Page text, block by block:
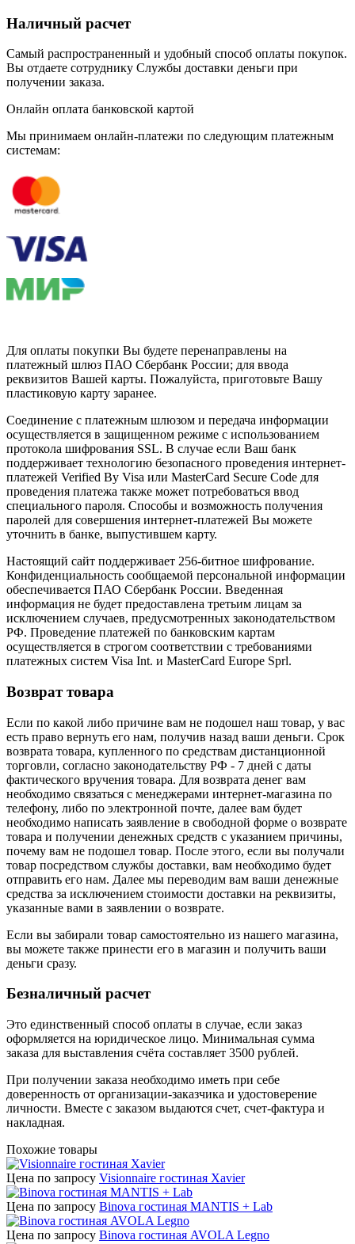
Наличный расчет
Самый распространенный и удобный способ оплаты покупок.
Вы отдаете сотруднику Службы доставки деньги при
получении заказа.
Онлайн оплата банковской картой
Мы принимаем онлайн-платежи по cледующим платежным
системам:
Для оплаты покупки Вы будете перенаправлены на
платежный шлюз ПАО Сбербанк России; для ввода
реквизитов Вашей карты. Пожалуйста, приготовьте Вашу
пластиковую карту заранее.
Соединение с платежным шлюзом и передача информации
осуществляется в защищенном режиме с использованием
протокола шифрования SSL. В случае если Ваш банк
поддерживает технологию безопасного проведения интернет-
платежей Verified By Visa или MasterCard Secure Code для
проведения платежа также может потребоваться ввод
специального пароля. Способы и возможность получения
паролей для совершения интернет-платежей Вы можете
уточнить в банке, выпустившем карту.
Настоящий сайт поддерживает 256-битное шифрование.
Конфиденциальность сообщаемой персональной информации
обеспечивается ПАО Сбербанк России. Введенная
информация не будет предоставлена третьим лицам за
исключением случаев, предусмотренных законодательством
РФ. Проведение платежей по банковским картам
осуществляется в строгом соответствии с требованиями
платежных систем Visa Int. и MasterCard Europe Sprl.
Возврат товара
Если по какой либо причине вам не подошел наш товар, у вас
есть право вернуть его нам, получив назад ваши деньги. Срок
возврата товара, купленного по средствам дистанционной
торговли, согласно законодательству РФ - 7 дней с даты
фактического вручения товара. Для возврата денег вам
необходимо связаться с менеджерами интернет-магазина по
телефону, либо по электронной почте, далее вам будет
необходимо написать заявление в свободной форме о возврате
товара и получении денежных средств с указанием причины,
почему вам не подошел товар. После этого, если вы получали
товар посредством службы доставки, вам необходимо будет
отправить его нам. Далее мы переводим вам ваши денежные
средства за исключением стоимости доставки на реквизиты,
указанные вами в заявлении о возврате.
Если вы забирали товар самостоятельно из нашего магазина,
вы можете также принести его в магазин и получить ваши
деньги сразу.
Безналичный расчет
Это единственный способ оплаты в случае, если заказ
оформляется на юридическое лицо. Минимальная сумма
заказа для выставления счёта составляет 3500 рублей.
При получении заказа необходимо иметь при себе
доверенность от организации-заказчика и удостоверение
личности. Вместе с заказом выдаются счет, счет-фактура и
накладная.
Похожие товары
Цена по запросу Visionnaire гостиная Xavier
Цена по запросу Binova гостиная MANTIS + Lab
Цена по запросу Binova гостиная AVOLA Legno